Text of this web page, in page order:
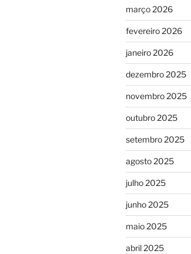
março 2026
fevereiro 2026
janeiro 2026
dezembro 2025
novembro 2025
outubro 2025
setembro 2025
agosto 2025
julho 2025
junho 2025
maio 2025
abril 2025